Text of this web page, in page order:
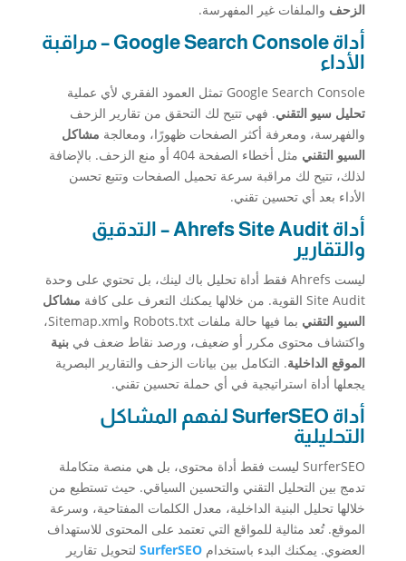
الزحف والملفات غير المفهرسة.
أداة Google Search Console – مراقبة
الأداء
Google Search Console تمثل العمود الفقري لأي عملية
تحليل سيو التقني. فهي تتيح لك التحقق من تقارير الزحف
والفهرسة، ومعرفة أكثر الصفحات ظهورًا، ومعالجة مشاكل
السيو التقني
مثل أخطاء الصفحة 404 أو منع الزحف. بالإضافة
لذلك، تتيح لك مراقبة سرعة تحميل الصفحات وتتبع تحسن
الأداء بعد أي تحسين تقني.
أداة Ahrefs Site Audit – التدقيق
والتقارير
ليست Ahrefs فقط أداة تحليل باك لينك، بل تحتوي على وحدة
Site Audit القوية. من خلالها يمكنك التعرف على كافة
مشاكل
السيو التقني
بما فيها حالة ملفات Robots.txt وSitemap.xml،
واكتشاف محتوى مكرر أو ضعيف، ورصد نقاط ضعف في بنية
الموقع الداخلية. التكامل بين بيانات الزحف والتقارير البصرية
يجعلها أداة استراتيجية في أي حملة تحسين تقني.
أداة SurferSEO لفهم المشاكل
التحليلية
SurferSEO ليست فقط أداة محتوى، بل هي منصة متكاملة
تدمج بين التحليل التقني والتحسين السياقي. حيث تستطيع من
خلالها تحليل البنية الداخلية، معدل الكلمات المفتاحية، وسرعة
الموقع. تُعد مثالية للمواقع التي تعتمد على المحتوى للاستهداف
العضوي. يمكنك البدء باستخدام SurferSEOلتحويل تقارير